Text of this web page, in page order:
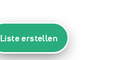
Liste erstellen